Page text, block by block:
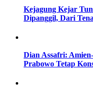
Kejagung Kejar
Dipanggil, Dari
Dian Assafri:
Prabowo Tetap